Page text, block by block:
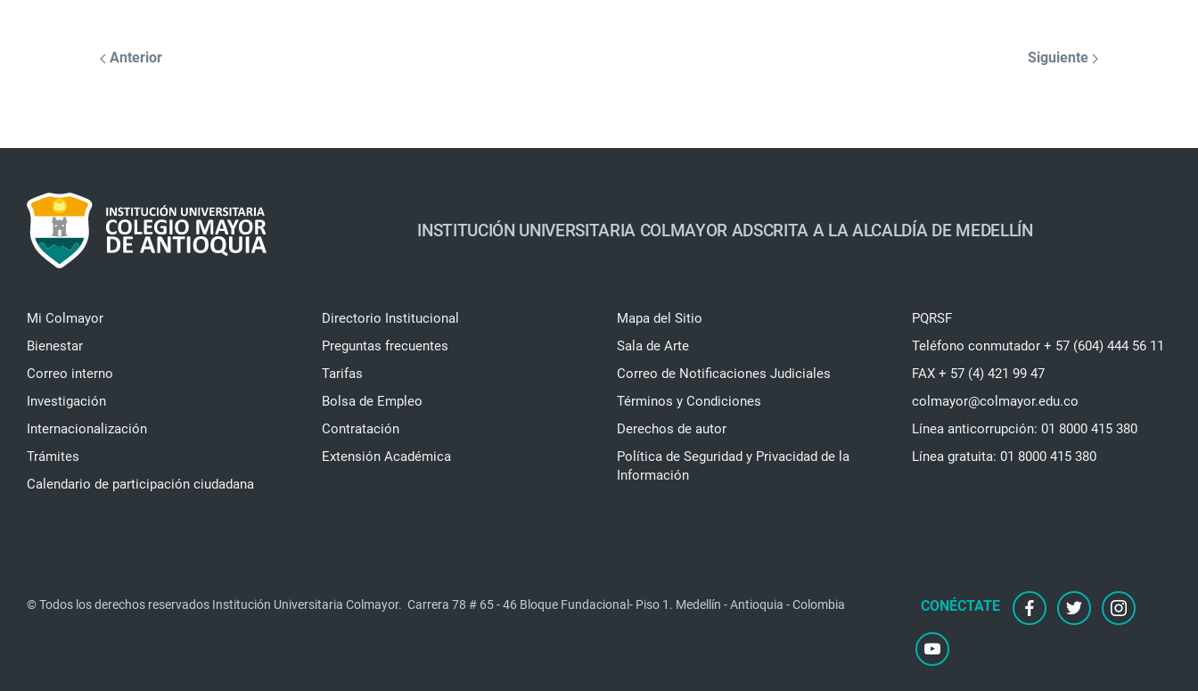
Anterior Siguiente
INSTITUCIÓN UNIVERSITARIA COLMAYOR ADSCRITA A LA ALCALDÍA DE MEDELLÍN
Mi Colmayor
Bienestar
Correo interno
Investigación
Internacionalización
Trámites
Calendario de participación ciudadana
Directorio Institucional
Preguntas frecuentes
Tarifas
Bolsa de Empleo
Contratación
Extensión Académica
Mapa del Sitio
Sala de Arte
Correo de Notificaciones Judiciales
Términos y Condiciones
Derechos de autor
Política de Seguridad y Privacidad de la
Información
PQRSF
Teléfono conmutador + 57 (604) 444 56 11
FAX + 57 (4) 421 99 47
colmayor@colmayor.edu.co
Línea anticorrupción: 01 8000 415 380
Línea gratuita: 01 8000 415 380
© Todos los derechos reservados Institución Universitaria Colmayor. Carrera 78 # 65 - 46 Bloque Fundacional- Piso 1. Medellín - Antioquia - Colombia